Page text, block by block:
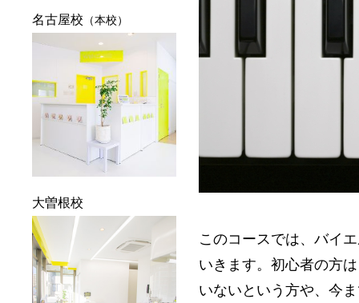
このコースでは、バイ
いきます。初心者の方
いないという方や、今
名古屋校 （本校）
大曽根校